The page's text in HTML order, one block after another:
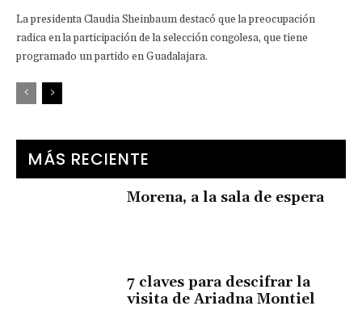
La presidenta Claudia Sheinbaum destacó que la preocupación
radica en la participación de la selección congolesa, que tiene
programado un partido en Guadalajara.
MÁS RECIENTE
Morena, a la sala de espera
7 claves para descifrar la
visita de Ariadna Montiel